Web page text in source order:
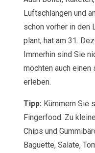
Luftschlangen und
schon vorher in den
plant, hat am 31.
Immerhin sind Sie
möchten auch
erleben.
Tipp: Kümmern Sie
Fingerfood. Zu
Chips und
Baguette, Salate,